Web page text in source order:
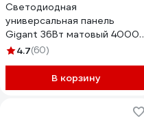
Светодиодная
универсальная панель
Gigant 36Вт матовый 4000K
2900Лм IP40 (с драйвером)
4.7(60)
В корзину